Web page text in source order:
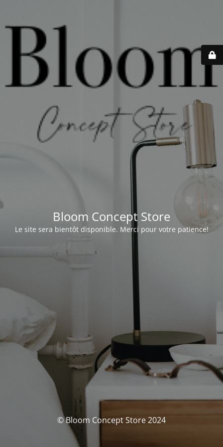
Bloom Concept Store
Le site sera bientôt disponible. Merci pour votre patience!
© Bloom Concept Store 2024